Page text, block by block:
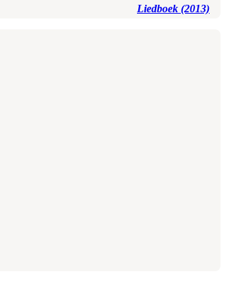
Liedboek (2013)